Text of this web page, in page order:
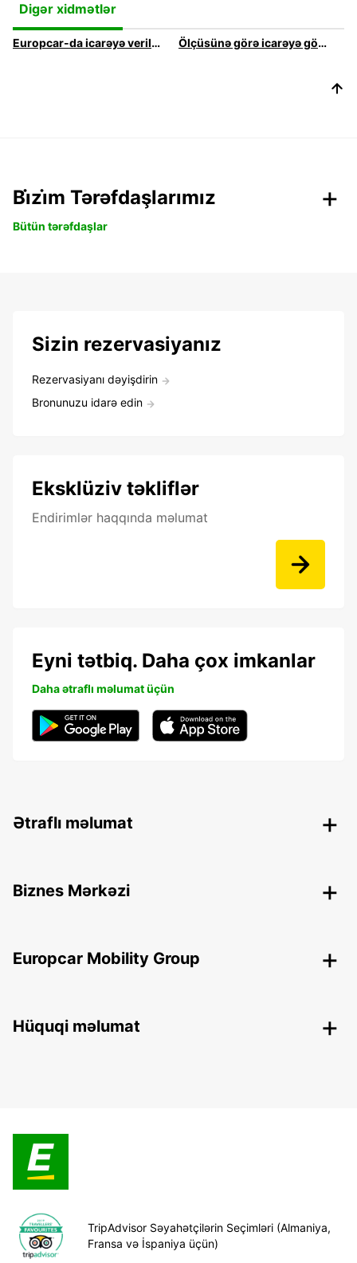
Digər xidmətlər
Europcar-da icarəyə verilən yük avtomobilərin brendləri Ölçüsünə görə icarəyə götürülən mikroavtobuslar və yük maşınları
Bi̇zi̇m Tərəfdaşlarımız
Bütün tərəfdaşlar
Sizin rezervasiyanız
Rezervasiyanı dəyişdirin
Bronunuzu idarə edin
Eksklüziv təkliflər
Endirimlər haqqında məlumat
Eyni tətbiq. Daha çox imkanlar
Daha ətraflı məlumat üçün
Ətraflı məlumat
Biznes Mərkəzi
Europcar Mobility Group
Hüquqi məlumat
TripAdvisor Səyahətçilərin Seçimləri (Almaniya,
Fransa və İspaniya üçün)